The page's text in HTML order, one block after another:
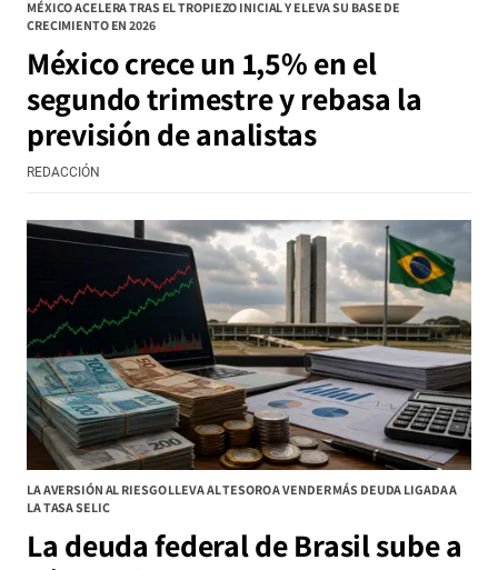
MÉXICO ACELERA TRAS EL TROPIEZO INICIAL Y ELEVA SU BASE DE
CRECIMIENTO EN 2026
México crece un 1,5% en el
segundo trimestre y rebasa la
previsión de analistas
REDACCIÓN
LA AVERSIÓN AL RIESGO LLEVA AL TESORO A VENDER MÁS DEUDA LIGADA A
LA TASA SELIC
La deuda federal de Brasil sube a